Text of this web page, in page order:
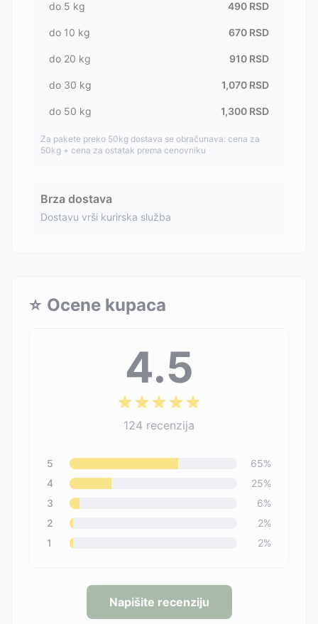
do 5 kg 490 RSD
do 10 kg 670 RSD
do 20 kg 910 RSD
do 30 kg 1,070 RSD
do 50 kg 1,300 RSD
Za pakete preko 50kg dostava se obračunava: cena za
50kg + cena za ostatak prema cenovniku
Brza dostava
Dostavu vrši kurirska služba
⭐ Ocene kupaca
4.5
124 recenzija
5 65%
4
25%
3
6%
2
2%
1
2%
Napišite recenziju